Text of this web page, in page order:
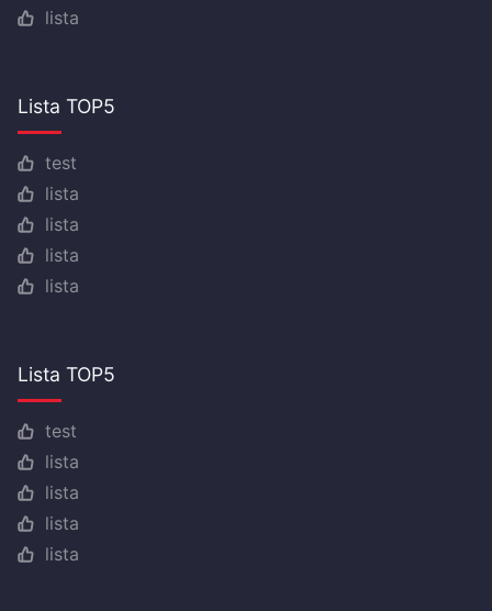
lista
Lista TOP5
test
lista
lista
lista
lista
Lista TOP5
test
lista
lista
lista
lista